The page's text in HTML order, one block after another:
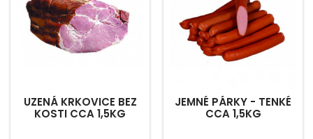
UZENÁ KRKOVICE BEZ
KOSTI CCA 1,5KG
JEMNÉ PÁRKY - TENKÉ
CCA 1,5KG